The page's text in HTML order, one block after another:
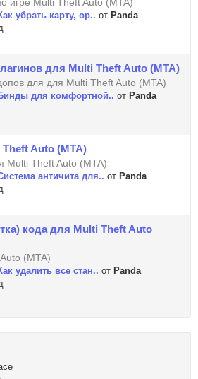
убрать карту, ор.. от Panda
для Multi Theft Auto (MTA)
для для Multi Theft Auto (MTA)
для комфортной.. от Panda
Auto (MTA)
Multi Theft Auto (MTA)
античита для.. от Panda
кода для Multi Theft Auto
(MTA)
удалить все стан.. от Panda